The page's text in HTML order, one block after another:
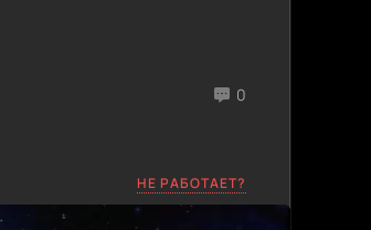
0
НЕ РАБОТАЕТ?